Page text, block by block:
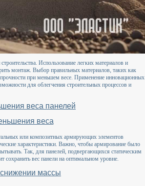
Использование легких материалов и
монтаж. Выбор правильных материалов, таких как
при меньшем весе. Применение инновационных
для облегчения строительных процессов и
веса панелей
веса
или композитных армирующих элементов
характеристики. Важно, чтобы армирование было
Так, для панелей, подвергающихся статическим
сохранить вес панели на оптимальном уровне.
снижении массы